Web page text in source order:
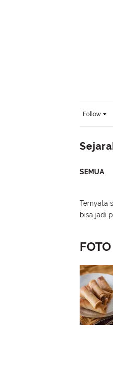
Follow
SEMUA
Ternyata
bisa jadi
FOTO